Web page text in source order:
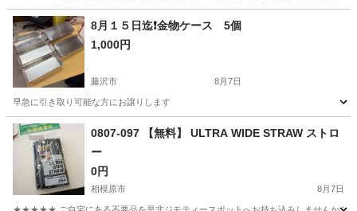
神奈川 藤沢市 家庭用品 スプレー
8月１５日迄❗️金物ケース 5個
1,000円
藤沢市 8月7日
早急に引き取り可能な方にお譲りします
神奈川 藤沢市 金物
0807-097 【無料】 ULTRA WIDE STRAW ストロ
ー
0円
相模原市 8月7日